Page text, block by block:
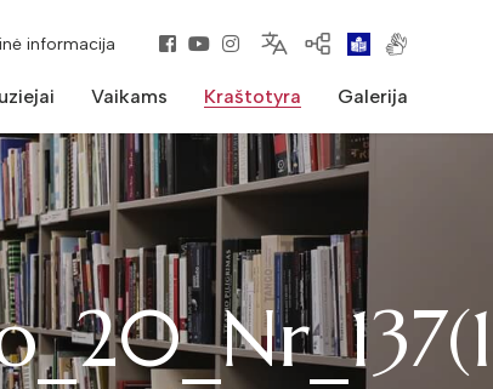
informacija
Vaikams Kraštotyra Galerija